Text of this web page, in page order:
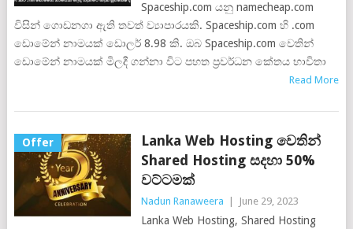
Spaceship.com යනු namecheap.com
විසින් ගොඩනගා ඇති තවත් ව්‍යාපාරයකි. Spaceship.com හි .com
ඩොමේන් නාමයක් ඩොලර් 8.98 කි. ඔබ Spaceship.com වෙතින්
ඩොමේන් නාමයක් මිලදී ගන්නා විට පහත ප්‍රවර්ධන කේතය භාවිතා
Read More
Offer
Lanka Web Hosting වෙතින්
Shared Hosting සදහා 50%
වට්ටමක්
Nadun Ranaweera June 29, 2023
Lanka Web Hosting, Shared Hosting